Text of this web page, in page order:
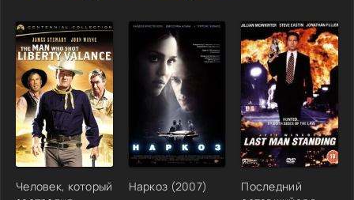
Человек, который
Наркоз (2007)
Последний